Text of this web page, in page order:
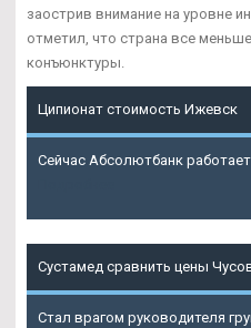
заострив внимание на уровне
отметил, что страна все
конъюнктуры.
Ципионат стоимость Ижевск
Сейчас Абсолютбанк
Сустамед сравнить цены
Стал врагом руководителя